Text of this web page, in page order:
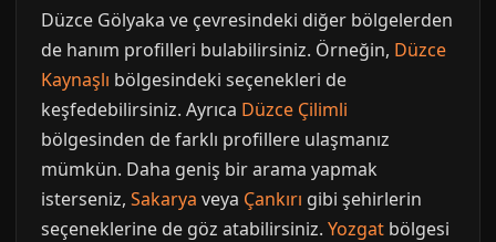
Düzce Gölyaka ve çevresindeki diğer bölgelerden
de hanım profilleri bulabilirsiniz. Örneğin, Düzce
Kaynaşlı bölgesindeki seçenekleri de
keşfedebilirsiniz. Ayrıca Düzce Çilimli
bölgesinden de farklı profillere ulaşmanız
mümkün. Daha geniş bir arama yapmak
isterseniz, Sakarya veya Çankırı gibi şehirlerin
seçeneklerine de göz atabilirsiniz. Yozgat bölgesi